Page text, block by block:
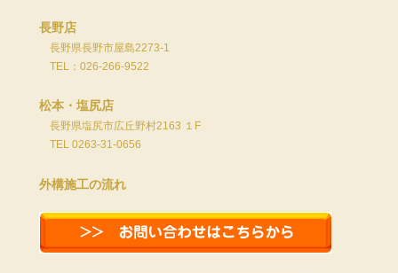
長野店
長野県長野市屋島2273-1
TEL：026-266-9522
松本・塩尻店
長野県塩尻市広丘野村2163 １F
TEL 0263-31-0656
外構施工の流れ